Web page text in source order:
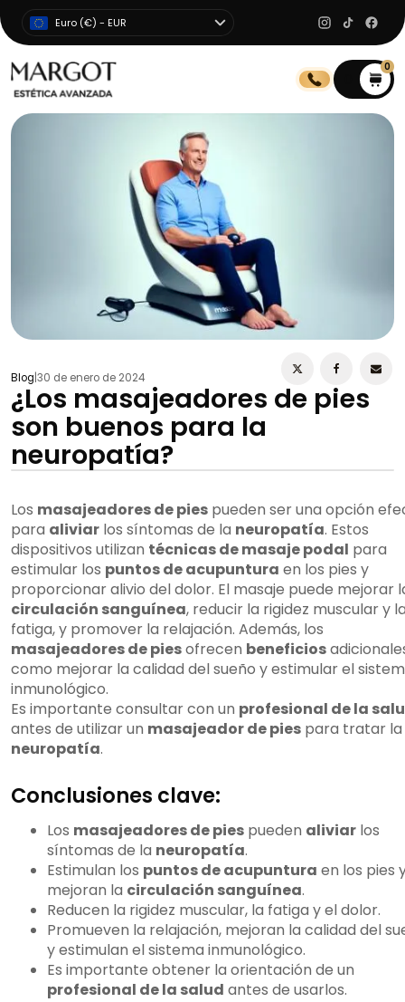
Euro (€) - EUR
0
Blog 30 de enero de 2024
¿Los masajeadores de pies
son buenos para la
neuropatía?
Los masajeadores de pies pueden ser una opción
para aliviar los síntomas de la neuropatía. Estos
dispositivos utilizan técnicas de masaje podal para
estimular los puntos de acupuntura en los pies y
proporcionar alivio del dolor. El masaje puede mejorar
circulación sanguínea, reducir la rigidez muscular y
fatiga, y promover la relajación. Además, los
masajeadores de piesofrecen beneficios
como mejorar la calidad del sueño y estimular el
inmunológico.
Es importante consultar con un profesional de la
antes de utilizar un masajeador de pies para tratar la
neuropatía.
Conclusiones clave:
Los masajeadores de pies pueden aliviar los
síntomas de la neuropatía.
Estimulan los puntos de acupuntura en los pies
mejoran la circulación sanguínea.
Reducen la rigidez muscular, la fatiga y el dolor.
Promueven la relajación, mejoran la calidad del
y estimulan el sistema inmunológico.
Es importante obtener la orientación de un
profesional de la salud antes de usarlos.